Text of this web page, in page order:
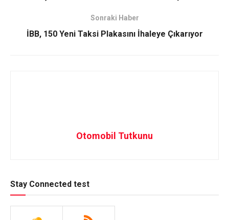
Sonraki Haber
İBB, 150 Yeni Taksi Plakasını İhaleye Çıkarıyor
Otomobil Tutkunu
Stay Connected test